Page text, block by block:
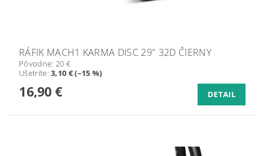
RÁFIK MACH1 KARMA DISC 29" 32D ČIERNY
Pôvodne: 20 €
Ušetríte:3,10 € (–15 %)
16,90 € DETAIL